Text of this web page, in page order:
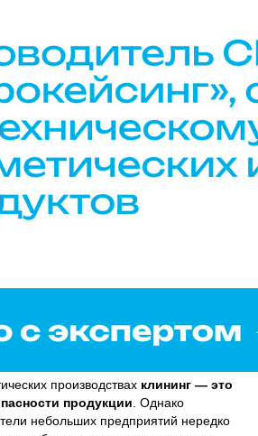
производствах клининг — это
продукции . Однако
небольших предприятий нередко